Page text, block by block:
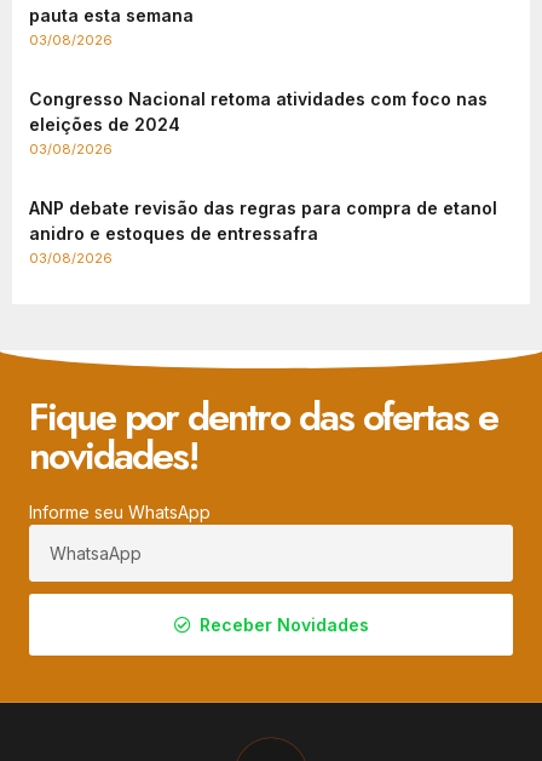
pauta esta semana
03/08/2026
Congresso Nacional retoma atividades com foco nas
eleições de 2024
03/08/2026
ANP debate revisão das regras para compra de etanol
anidro e estoques de entressafra
03/08/2026
Fique por dentro das ofertas e
novidades!
Informe seu WhatsApp
Receber Novidades